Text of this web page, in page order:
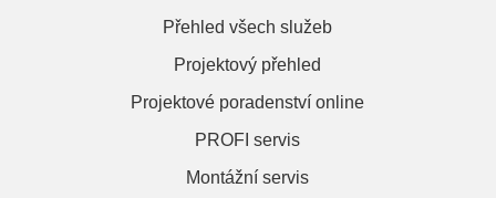
Přehled všech služeb
Projektový přehled
Projektové poradenství online
PROFI servis
Montážní servis